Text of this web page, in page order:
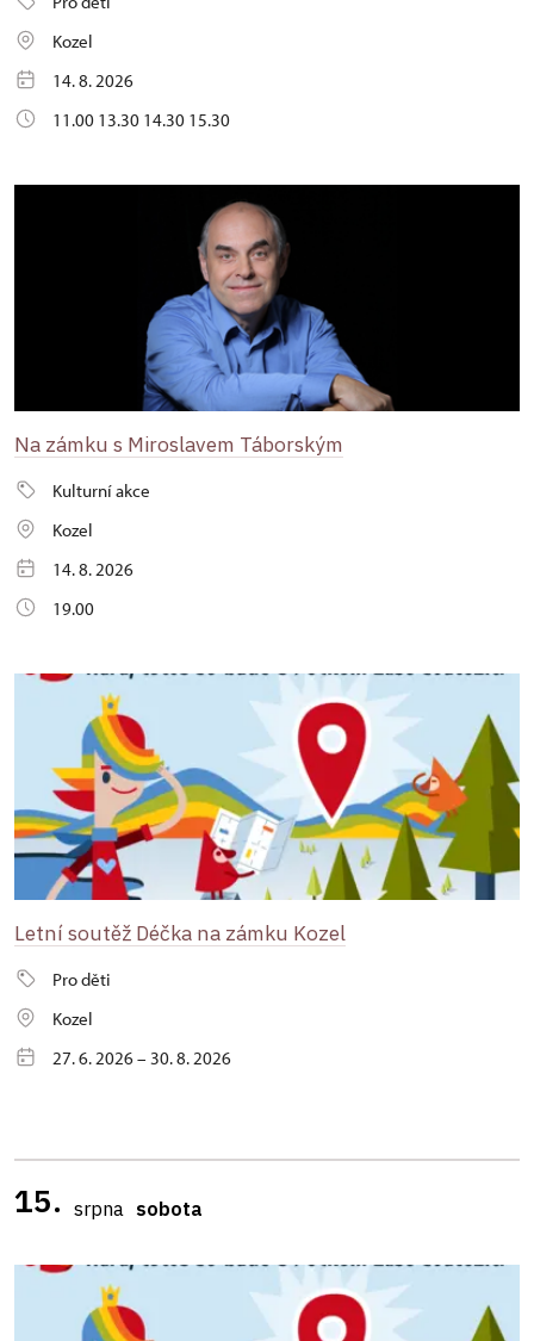
Kozel
14. 8. 2026
11.00 13.30 14.30 15.30
Na zámku s Miroslavem Táborským
Kulturní akce
Kozel
14. 8. 2026
19.00
Letní soutěž Déčka na zámku Kozel
Pro děti
Kozel
27. 6. 2026 – 30. 8. 2026
15. srpna sobota